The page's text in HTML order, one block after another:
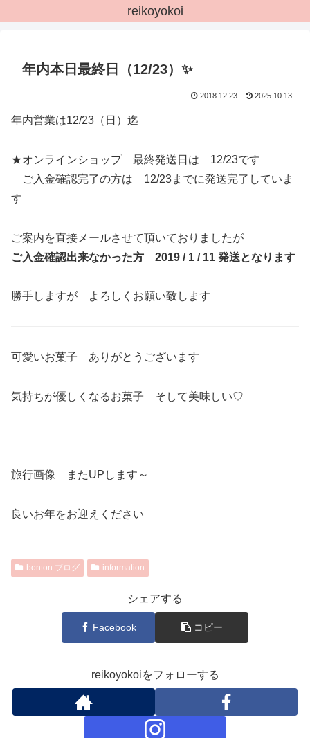
reikoyokoi
年内本日最終日（12/23）✨
2018.12.23 2025.10.13
年内営業は12/23（日）迄
★オンラインショップ 最終発送日は 12/23です
ご入金確認完了の方は 12/23までに発送完了していま
す
ご案内を直接メールさせて頂いておりましたが
ご入金確認出来なかった方 2019 / 1 / 11 発送となります
勝手しますが よろしくお願い致します
可愛いお菓子 ありがとうございます
気持ちが優しくなるお菓子 そして美味しい♡
旅行画像 またUPします～
良いお年をお迎えください
bonton.ブログ information
シェアする
Facebook コピー
reikoyokoiをフォローする